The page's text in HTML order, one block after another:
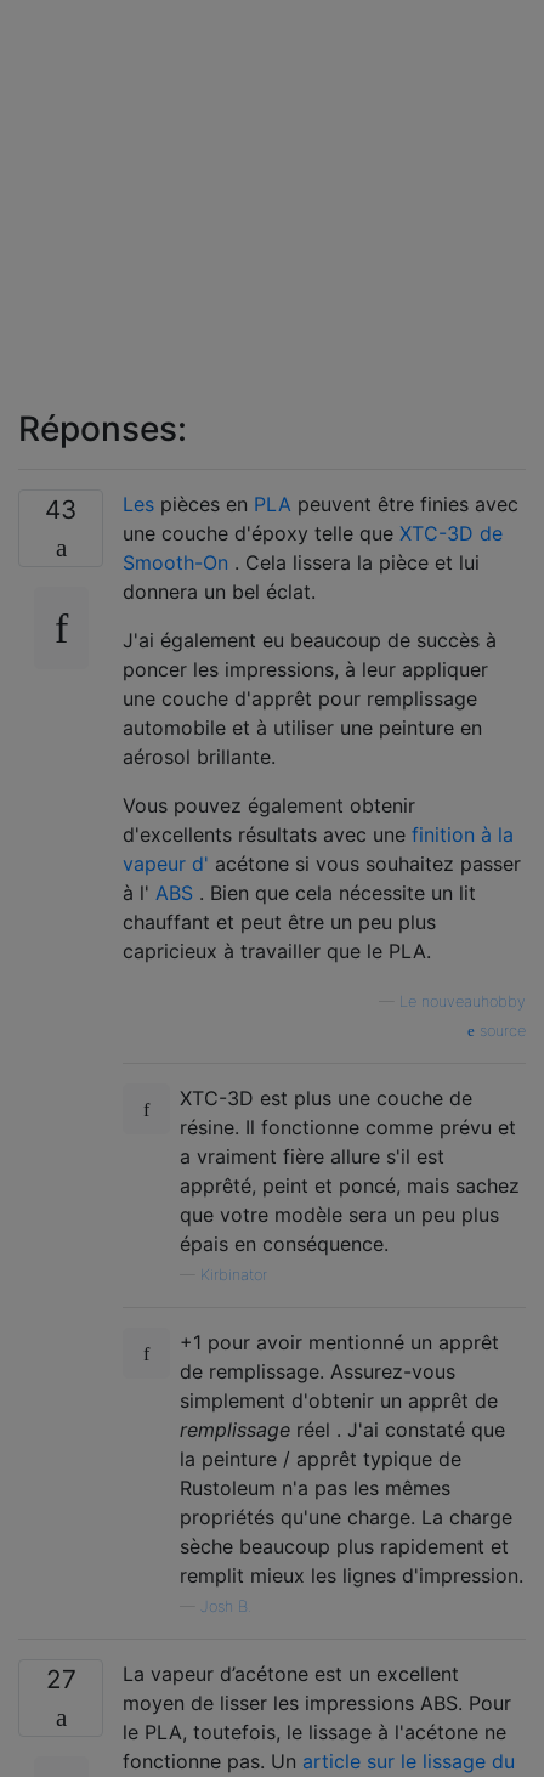
Réponses:
43 Les pièces en PLA peuvent être finies avec
une couche d'époxy telle que XTC-3D de
Smooth-On . Cela lissera la pièce et lui
donnera un bel éclat.
J'ai également eu beaucoup de succès à
poncer les impressions, à leur appliquer
une couche d'apprêt pour remplissage
automobile et à utiliser une peinture en
aérosol brillante.
Vous pouvez également obtenir
d'excellents résultats avec une finition à la
vapeur d' acétone si vous souhaitez passer
à l' ABS . Bien que cela nécessite un lit
chauffant et peut être un peu plus
capricieux à travailler que le PLA.
Le nouveauhobby
source
XTC-3D est plus une couche de
résine. Il fonctionne comme prévu et
a vraiment fière allure s'il est
apprêté, peint et poncé, mais sachez
que votre modèle sera un peu plus
épais en conséquence.
Kirbinator
+1 pour avoir mentionné un apprêt
de remplissage. Assurez-vous
simplement d'obtenir un apprêt de
remplissage réel . J'ai constaté que
la peinture / apprêt typique de
Rustoleum n'a pas les mêmes
propriétés qu'une charge. La charge
sèche beaucoup plus rapidement et
remplit mieux les lignes d'impression.
Josh B.
27
La vapeur d’acétone est un excellent
moyen de lisser les impressions ABS. Pour
le PLA, toutefois, le lissage à l'acétone ne
fonctionne pas. Un article sur le lissage du